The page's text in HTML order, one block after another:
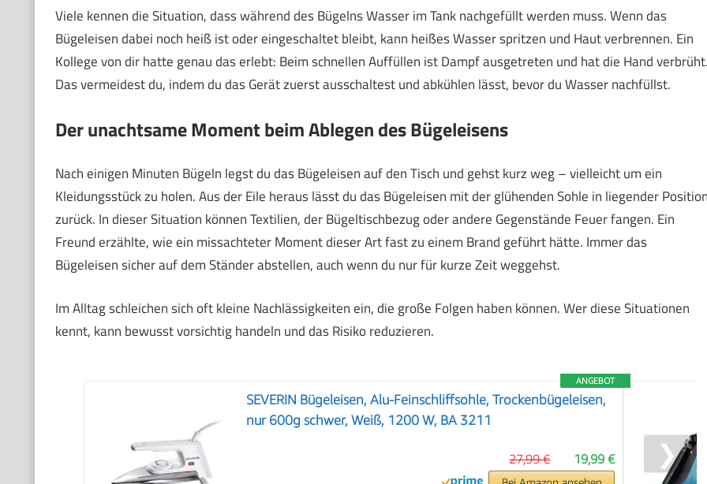
Viele kennen die Situation, dass während des Bügelns Wasser im Tank nachgefüllt werden muss. Wenn das
Bügeleisen dabei noch heiß ist oder eingeschaltet bleibt, kann heißes Wasser spritzen und Haut verbrennen. Ein
Kollege von dir hatte genau das erlebt: Beim schnellen Auffüllen ist Dampf ausgetreten und hat die Hand
Das vermeidest du, indem du das Gerät zuerst ausschaltest und abkühlen lässt, bevor du Wasser nachfüllst.
Der unachtsame Moment beim Ablegen des Bügeleisens
Nach einigen Minuten Bügeln legst du das Bügeleisen auf den Tisch und gehst kurz weg – vielleicht um ein
Kleidungsstück zu holen. Aus der Eile heraus lässt du das Bügeleisen mit der glühenden Sohle in liegender
zurück. In dieser Situation können Textilien, der Bügeltischbezug oder andere Gegenstände Feuer fangen. Ein
Freund erzählte, wie ein missachteter Moment dieser Art fast zu einem Brand geführt hätte. Immer das
Bügeleisen sicher auf dem Ständer abstellen, auch wenn du nur für kurze Zeit weggehst.
Im Alltag schleichen sich oft kleine Nachlässigkeiten ein, die große Folgen haben können. Wer diese Situationen
kennt, kann bewusst vorsichtig handeln und das Risiko reduzieren.
ANGEBOT
SEVERIN Bügeleisen, Alu-Feinschliffsohle, Trockenbügeleisen,
nur 600g schwer, Weiß, 1200 W, BA 3211
19,99 €
27,99 € ❯